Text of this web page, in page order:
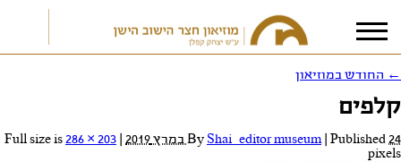
אני מאשר/ת את
← החודש במוזיאון
קלפים
By Shai_editor museum Published24 במרץ 2019
286 × 203
pixels